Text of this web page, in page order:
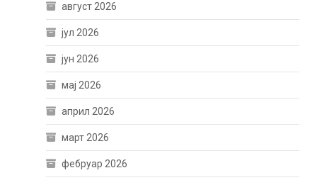
август 2026
јул 2026
јун 2026
мај 2026
април 2026
март 2026
фебруар 2026